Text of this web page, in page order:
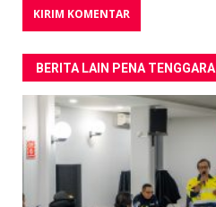
BERITA LAIN PENA TENGGARA